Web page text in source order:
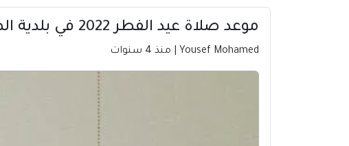
موعد صلاة عيد الفطر 2022 في بلدية الضعيان | قطر
Yousef Mohamed | منذ 4 سنوات